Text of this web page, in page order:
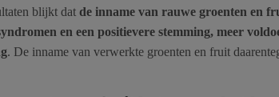
blijkt dat de inname van rauwe groenten en
en een positievere stemming, meer
. De inname van verwerkte groenten en fruit